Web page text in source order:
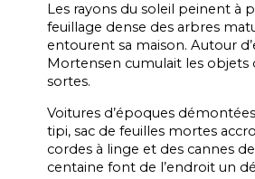
Les rayons du soleil peinent à
feuillage dense des arbres
entourent sa maison. Autour
Mortensen cumulait les objets
sortes.
Voitures d’époques
tipi, sac de feuilles mortes
cordes à linge et des cannes
centaine font de l’endroit un